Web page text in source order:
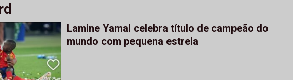
Lamine Yamal celebra título de campeão do
mundo com pequena estrela